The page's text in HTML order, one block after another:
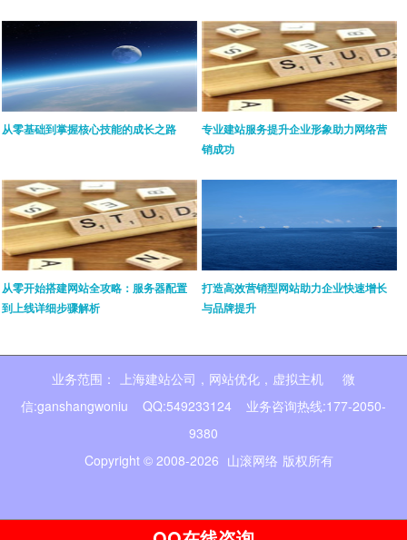
从零基础到掌握核心技能的成长之路
专业建站服务提升企业形象助力网络营
销成功
从零开始搭建网站全攻略：服务器配置
到上线详细步骤解析
打造高效营销型网站助力企业快速增长
与品牌提升
业务范围： 上海建站公司 , 网站优化 , 虚拟主机
微
信:ganshangwoniu QQ:549233124 业务咨询热线:177-2050-
9380
Copyright © 2008-2026 山滚网络 版权所有